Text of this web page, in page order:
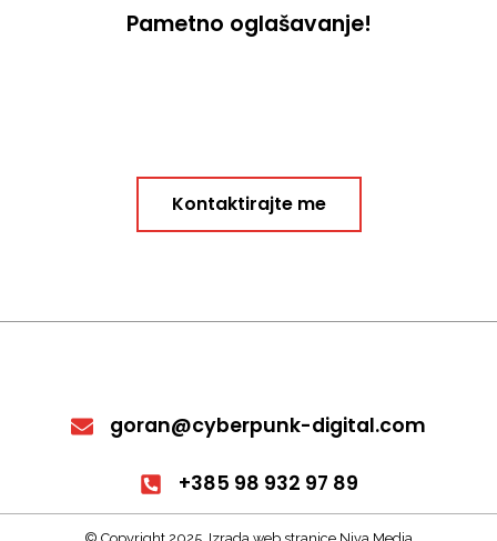
Pametno oglašavanje!
Kontaktirajte me
goran@cyberpunk-digital.com
+385 98 932 97 89